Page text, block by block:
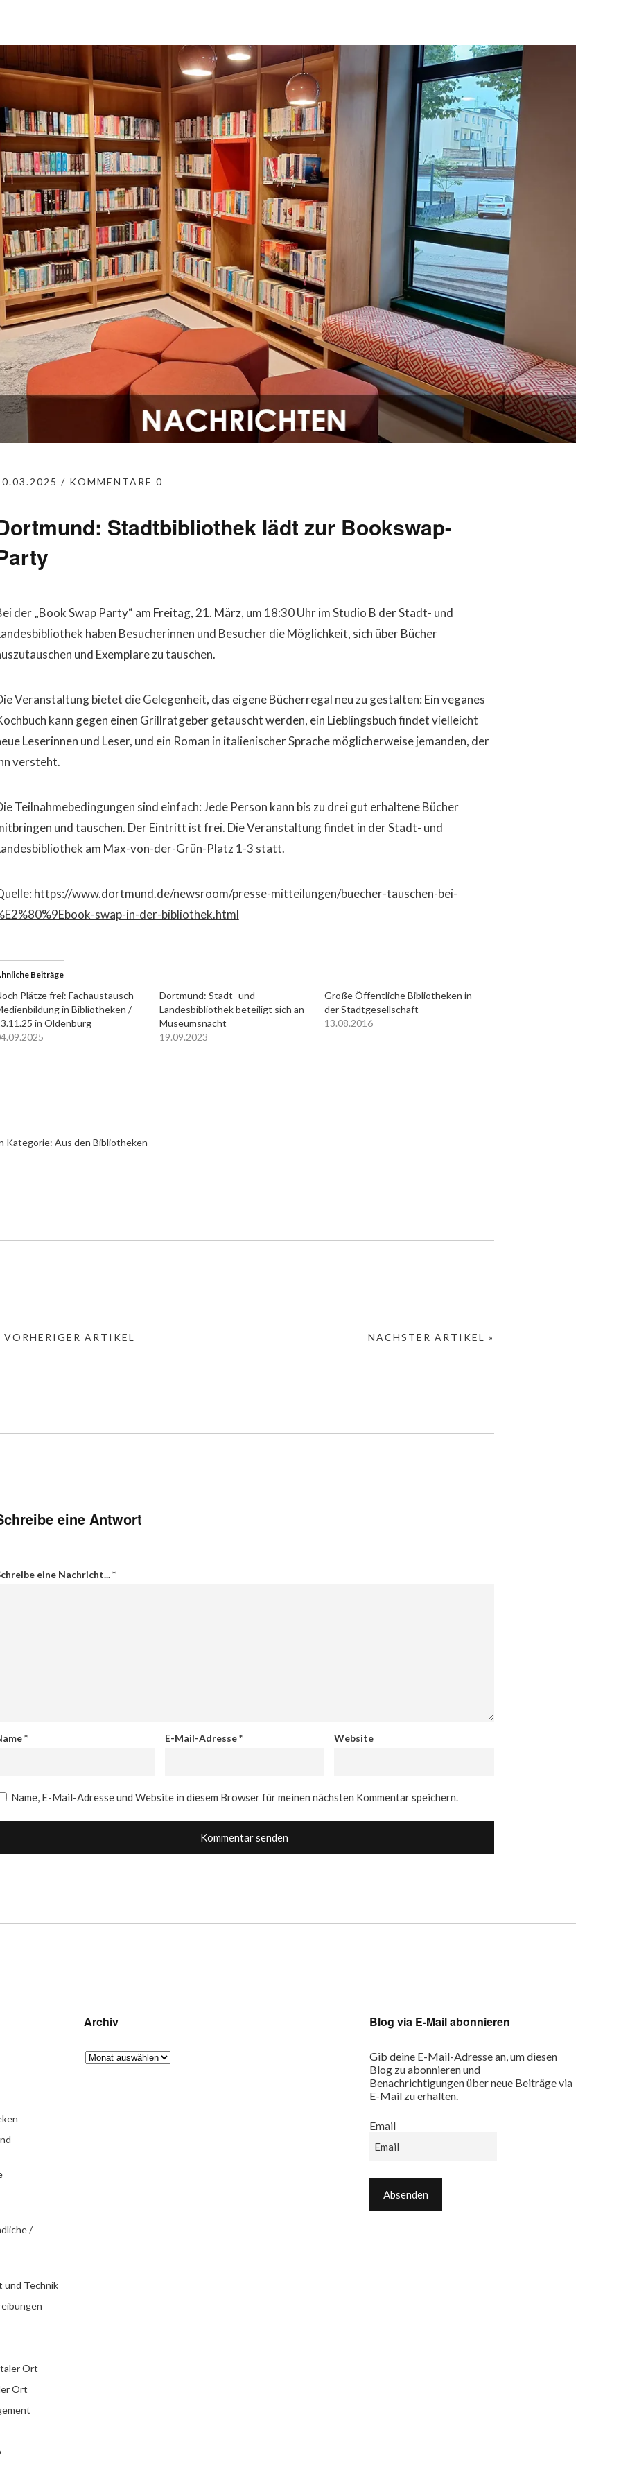
KOMMENTARE 0
Stadtbibliothek lädt zur Bookswap-
der „Book Swap Party“ am Freitag, 21. März, um 18:30 Uhr im Studio B der Stadt- und
haben Besucherinnen und Besucher die Möglichkeit, sich über Bücher
und Exemplare zu tauschen.
Veranstaltung bietet die Gelegenheit, das eigene Bücherregal neu zu gestalten: Ein veganes
kann gegen einen Grillratgeber getauscht werden, ein Lieblingsbuch findet vielleicht
Leserinnen und Leser, und ein Roman in italienischer Sprache möglicherweise jemanden, der
versteht.
Teilnahmebedingungen sind einfach: Jede Person kann bis zu drei gut erhaltene Bücher
und tauschen. Der Eintritt ist frei. Die Veranstaltung findet in der Stadt- und
am Max-von-der-Grün-Platz 1-3 statt.
https://www.dortmund.de/newsroom/presse-mitteilungen/buecher-tauschen-bei-
swap-in-der-bibliothek.html
Beiträge
Plätze frei: Fachaustausch
in Bibliotheken /
in Oldenburg
Dortmund: Stadt- und
Landesbibliothek beteiligt sich an
Museumsnacht
19.09.2023
Große Öffentliche Bibliotheken in
der Stadtgesellschaft
13.08.2016
Kategorie: Aus den Bibliotheken
NÄCHSTER ARTIKEL »
VORHERIGER ARTIKEL
eine Antwort
eine Nachricht...*
* E-Mail-Adresse* Website
Name, E-Mail-Adresse und Website in diesem Browser für meinen nächsten Kommentar speichern.
/
und Technik
Ort
Ort
Archiv Blog via E-Mail abonnieren
Gib deine E-Mail-Adresse an, um diesen
Blog zu abonnieren und
Benachrichtigungen über neue Beiträge via
E-Mail zu erhalten.
Email